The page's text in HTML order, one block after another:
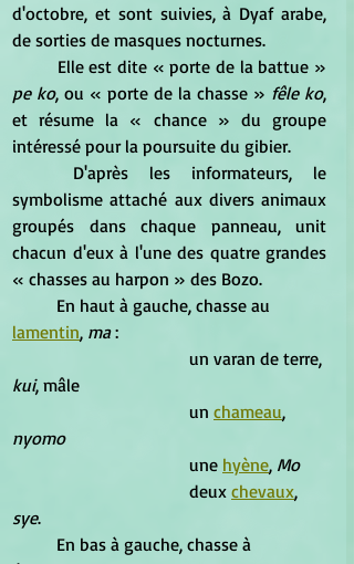
d'octobre, et sont suivies, à Dyaf arabe,
de sorties de masques nocturnes.
pe ko, ou « porte de la chasse » fêle ko,
et résume la « chance » du groupe
intéressé pour la poursuite du gibier.
symbolisme attaché aux divers animaux
groupés dans chaque panneau, unit
chacun d'eux à l'une des quatre grandes
« chasses au harpon » des Bozo.
	En haut à gauche, chasse au
lamentin, ma :
				un varan de terre,
kui, mâle
				un
chameau,
nyomo
				une
hyène, Mo
				deux
chevaux,
sye.